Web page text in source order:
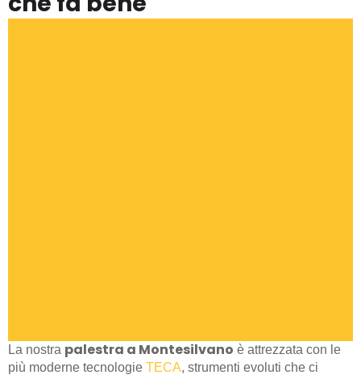
La nostra palestra a Montesilvano è attrezzata con le
più moderne tecnologie TECA, strumenti evoluti che ci